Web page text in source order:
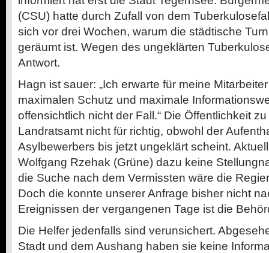
(CSU) hatte durch Zufall von dem
sich vor drei Wochen, warum die städtische
geräumt ist. Wegen des ungeklärten
Antwort.
Hagn ist sauer: „Ich erwarte für meine
maximalen Schutz und maximale
offensichtlich nicht der Fall.“ Die Öffentlichkeit
Landratsamt nicht für richtig, obwohl der
Asylbewerbers bis jetzt ungeklärt scheint.
Wolfgang Rzehak (Grüne) dazu keine
die Suche nach dem Vermissten wäre die
Doch die konnte unserer Anfrage bisher nicht
Ereignissen der vergangenen Tage ist die
Die Helfer jedenfalls sind verunsichert.
Stadt und dem Aushang haben sie keine